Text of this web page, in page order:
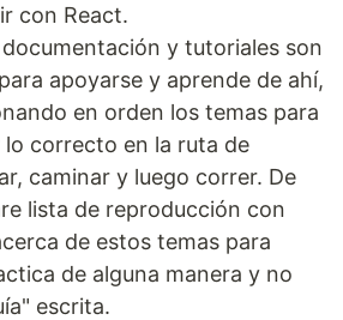
con React.
y tutoriales son
apoyarse y aprende de ahí,
en orden los temas para
lo correcto en la ruta de
caminar y luego correr. De
lista de reproducción con
de estos temas para
de alguna manera y no
escrita.